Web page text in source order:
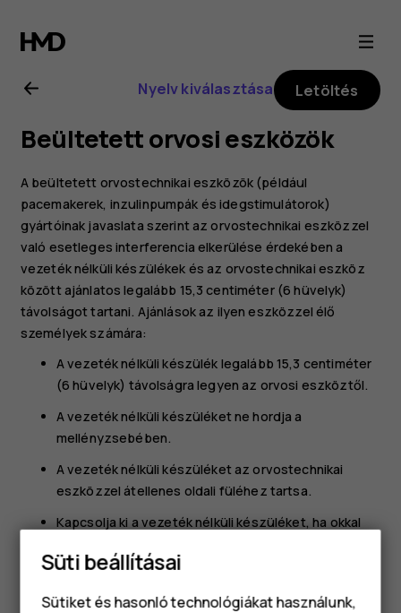
Nokia
8.1
felhasználói
kézikönyv
Nyelv kiválasztása Letöltés
Beültetett orvosi eszközök
A beültetett orvostechnikai eszközök (például
pacemakerek, inzulinpumpák és idegstimulátorok)
gyártóinak javaslata szerint az orvostechnikai eszközzel
való esetleges interferencia elkerülése érdekében a
vezeték nélküli készülékek és az orvostechnikai eszköz
között ajánlatos legalább 15,3 centiméter (6 hüvelyk)
távolságot tartani. Ajánlások az ilyen eszközzel élő
személyek számára:
A vezeték nélküli készülék legalább 15,3 centiméter
(6 hüvelyk) távolságra legyen az orvosi eszköztől.
A vezeték nélküli készüléket ne hordja a
mellényzsebében.
A vezeték nélküli készüléket az orvostechnikai
eszközzel átellenes oldali füléhez tartsa.
Kapcsolja ki a vezeték nélküli készüléket, ha okkal
Tartsa be a beültetett orvostechnikai eszköz
gyártójának utasításait.
Süti beállításai
Sütiket és hasonló technológiákat használunk,